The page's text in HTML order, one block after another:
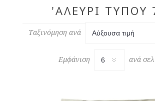
'ΑΛΕΎΡΙ ΤΎΠΟΥ
Ταξινόμηση ανά
Εμφάνιση ανά